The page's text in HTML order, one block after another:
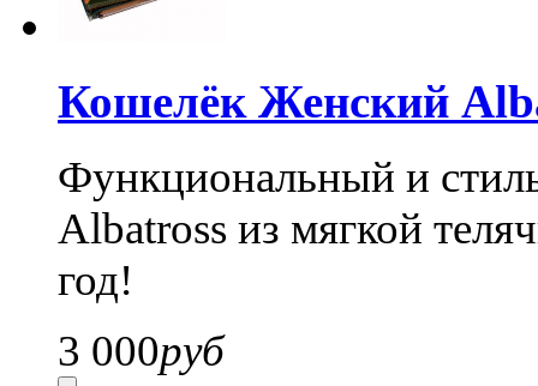
Кошелёк Женский
Функциональный и
Albatross из мягкой
год!
3 000руб